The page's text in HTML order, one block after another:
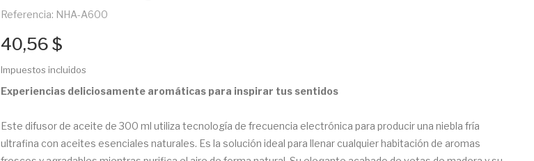
Referencia: NHA-A600
40,56 $
Impuestos incluidos
Experiencias deliciosamente aromáticas para inspirar tus sentidos
Este difusor de aceite de 300 ml utiliza tecnología de frecuencia electrónica para producir una niebla fría
ultrafina con aceites esenciales naturales. Es la solución ideal para llenar cualquier habitación de aromas